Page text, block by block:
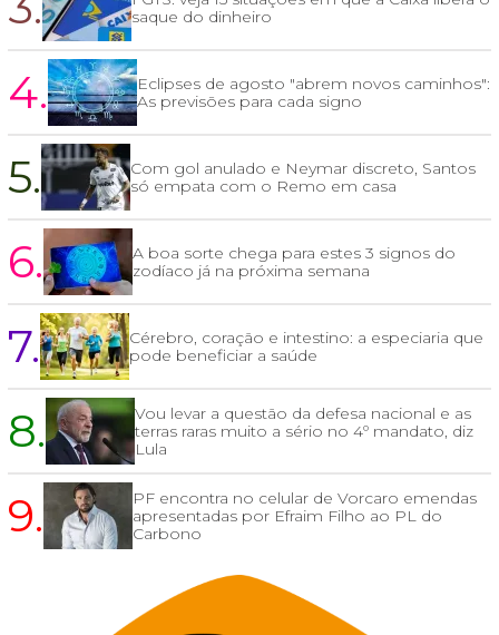
saque do dinheiro
4.
Eclipses de agosto "abrem novos caminhos":
As previsões para cada signo
5.
Com gol anulado e Neymar discreto, Santos
só empata com o Remo em casa
6.
A boa sorte chega para estes 3 signos do
zodíaco já na próxima semana
7.
Cérebro, coração e intestino: a especiaria que
pode beneficiar a saúde
8.
Vou levar a questão da defesa nacional e as
terras raras muito a sério no 4º mandato, diz
Lula
9.
PF encontra no celular de Vorcaro emendas
apresentadas por Efraim Filho ao PL do
Carbono